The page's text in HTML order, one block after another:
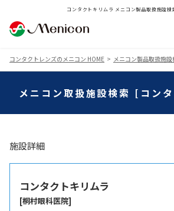
コンタクトキリムラ メニコン製品取扱施設
コンタクトレンズのメニコン HOME メニコン製品取扱施設
メニコン取扱施設検索 [コン
施設詳細
コンタクトキリムラ
[桐村眼科医院]